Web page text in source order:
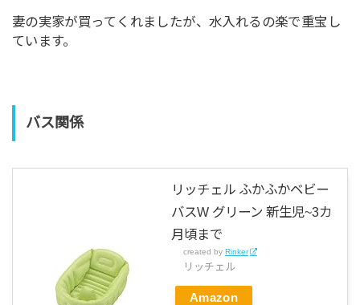
妻の実家が買ってくれましたが、水入れるの楽で重宝し
ています。
バス関係
リッチェル ふかふかベビー
バスW グリーン 新生児~3カ
月頃まで
created by Rinker
リッチェル
Amazon